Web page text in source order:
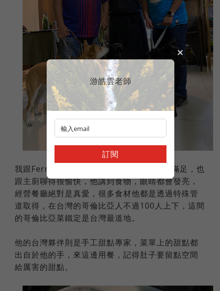
我跟Fernando來過三次了，每次都吃得很滿足，也
跟主廚聊得很愉快，他講到食物，眼睛都會發亮，
經營餐廳絕對是真愛，很多食材他都是透過特殊管
道取得，在台灣的哥倫比亞人不過100人上下，這間
的哥倫比亞菜鐵定是台灣最道地。
他的台灣夥伴則是手工甜點專家，菜單上的甜點都
出自於他的手，來這邊用餐，記得肚子要留點空間
給厲害的甜點。
游皓雲老師
訂閱